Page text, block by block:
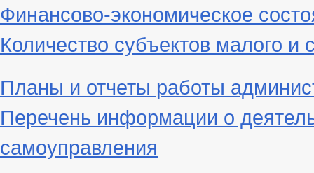
Финансово-экономическое
Количество субъектов малого и
Планы и отчеты работы
Перечень информации о
самоуправления